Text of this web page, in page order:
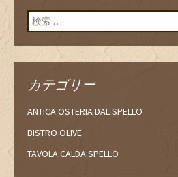
検索:
カテゴリー
ANTICA OSTERIA DAL SPELLO
BISTRO OLIVE
TAVOLA CALDA SPELLO